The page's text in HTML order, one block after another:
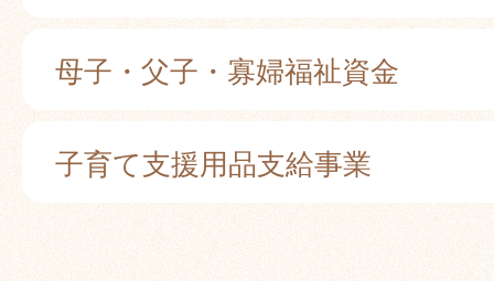
母子・父子・寡婦福祉資金
子育て支援用品支給事業